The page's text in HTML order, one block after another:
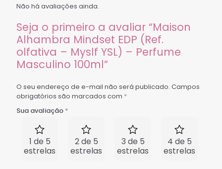
Não há avaliações ainda.
Seja o primeiro a avaliar “Maison
Alhambra Mindset EDP (Ref.
olfativa – Myslf YSL) – Perfume
Masculino 100ml”
O seu endereço de e-mail não será publicado. Campos
obrigatórios são marcados com *
Sua avaliação *
1 de 5
estrelas
2 de 5
estrelas
3 de 5
estrelas
4 de 5
estrelas